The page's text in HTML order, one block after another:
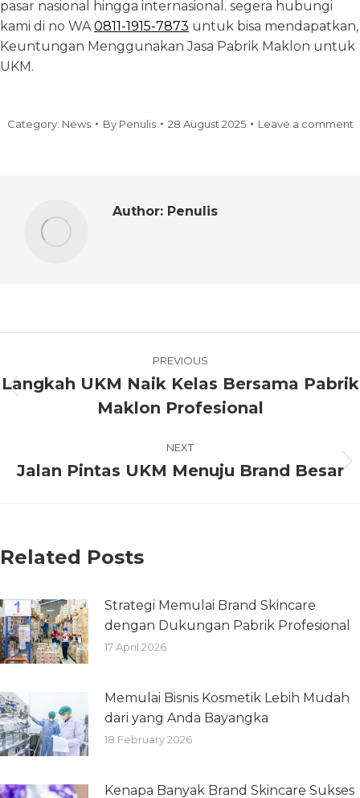
pasar nasional hingga internasional. segera hubungi
kami di no WA0811-1915-7873 untuk bisa mendapatkan,
Keuntungan Menggunakan Jasa Pabrik Maklon untuk
UKM.
Category: News By Penulis 28 August 2025 Leave a comment
Author: Penulis
PREVIOUS
Langkah UKM Naik Kelas Bersama Pabrik
Maklon Profesional
NEXT
Jalan Pintas UKM Menuju Brand Besar
Related Posts
Strategi Memulai Brand Skincare
dengan Dukungan Pabrik Profesional
17 April 2026
Memulai Bisnis Kosmetik Lebih Mudah
dari yang Anda Bayangka
18 February 2026
Kenapa Banyak Brand Skincare Sukses